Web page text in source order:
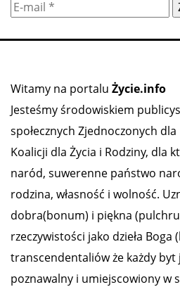
Witamy na portalu Życie.info
Jesteśmy środowiskiem
społecznych Zjednoczonych
Koalicji dla Życia i Rodziny, dla
naród, suwerenne państwo
rodzina, własność i wolność.
dobra(bonum) i piękna
rzeczywistości jako dzieła Boga
transcendentaliów że każdy byt
poznawalny i umiejscowiony w